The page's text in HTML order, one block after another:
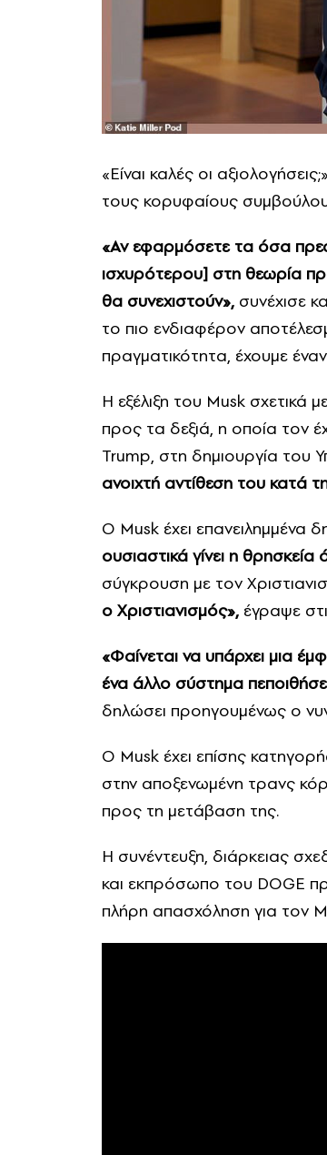
«Είναι καλές οι
τους κορυφαίους
«Αν εφαρμόσετε τα όσα
ισχυρότερου] στη θεωρία
θα συνεχιστούν», συνέχισε
το πιο ενδιαφέρον
πραγματικότητα, έχουμε
Η εξέλιξη του Musk σχετικά
προς τα δεξιά, η οποία τον
Trump, στη δημιουργία του
ανοιχτή αντίθεση του κατά
Ο Musk έχει επανειλημμένα
ουσιαστικά γίνει η
σύγκρουση με τον
ο Χριστιανισμός», έγραψε
«Φαίνεται να υπάρχει μια
ένα άλλο σύστημα
δηλώσει προηγουμένως ο
Ο Musk έχει επίσης
στην αποξενωμένη τρανς
προς τη μετάβαση της.
Η συνέντευξη, διάρκειας
και εκπρόσωπο του DOGE
πλήρη απασχόληση για τον